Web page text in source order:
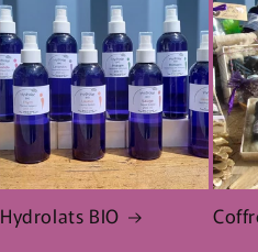
Hydrolats BIO